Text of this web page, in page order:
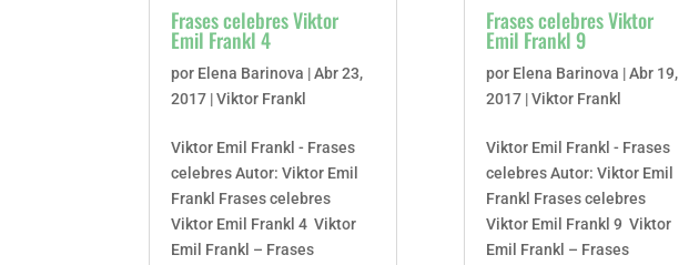
Frases celebres Viktor
Emil Frankl 4
por Elena Barinova |Abr 23,
2017 |Viktor Frankl
Viktor Emil Frankl - Frases
celebres Autor: Viktor Emil
Frankl Frases celebres
Viktor Emil Frankl 4 Viktor
Emil Frankl – Frases
Frases celebres Viktor
Emil Frankl 9
por Elena Barinova |Abr 19,
2017 |Viktor Frankl
Viktor Emil Frankl - Frases
celebres Autor: Viktor Emil
Frankl Frases celebres
Viktor Emil Frankl 9 Viktor
Emil Frankl – Frases